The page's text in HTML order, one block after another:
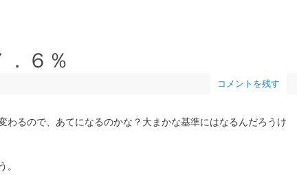
６％
コメントを残す
わるので、あてになるのかな？大まかな基準にはなるんだろうけ